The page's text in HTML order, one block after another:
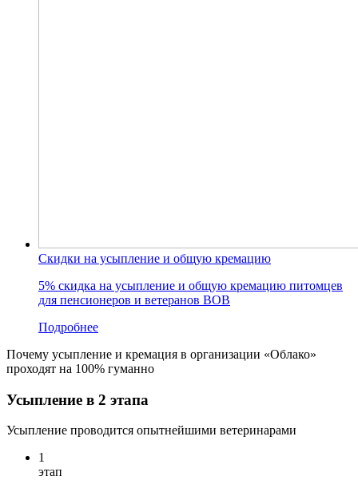
Скидки на усыпление и общую кремацию
5% скидка на усыпление и общую кремацию питомцев
для пенсионеров и ветеранов ВОВ
Подробнее
Почему усыпление и кремация в организации «Облако»
проходят на 100% гуманно
Усыпление в 2 этапа
Усыпление проводится опытнейшими ветеринарами
1
этап